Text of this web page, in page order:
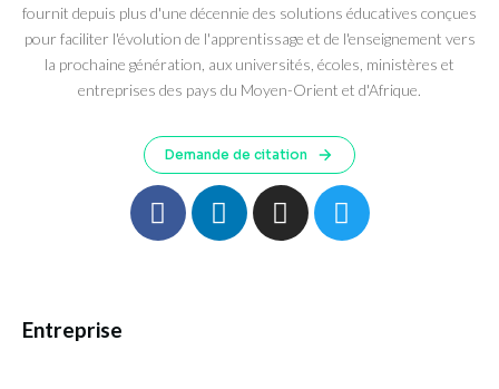
fournit depuis plus d'une décennie des solutions éducatives conçues
pour faciliter l'évolution de l'apprentissage et de l'enseignement vers
la prochaine génération, aux universités, écoles, ministères et
entreprises des pays du Moyen-Orient et d'Afrique.
Demande de citation
Entreprise